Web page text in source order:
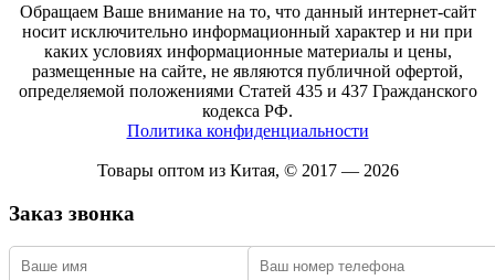
Обращаем Ваше внимание на то, что данный интернет-сайт
носит исключительно информационный характер и ни при
каких условиях информационные материалы и цены,
размещенные на сайте, не являются публичной офертой,
определяемой положениями Статей 435 и 437 Гражданского
кодекса РФ.
Политика конфиденциальности
Товары оптом из Китая, © 2017 — 2026
Заказ звонка